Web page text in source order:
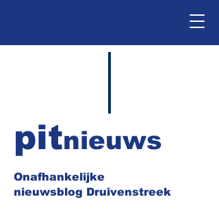
Onafhankelijke
nieuwsblog Druivenstreek
pitnieuws